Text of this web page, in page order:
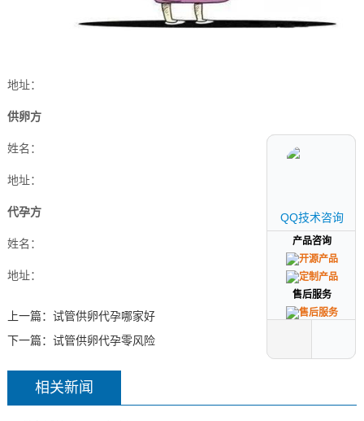
地址：
供卵方
姓名：
地址：
代孕方
姓名：
地址：
上一篇： 试管供卵代孕哪家好
下一篇： 试管供卵代孕零风险
相关新闻
QQ技术咨询
产品咨询
售后服务
QQ技术咨询
产品咨询
售后服务